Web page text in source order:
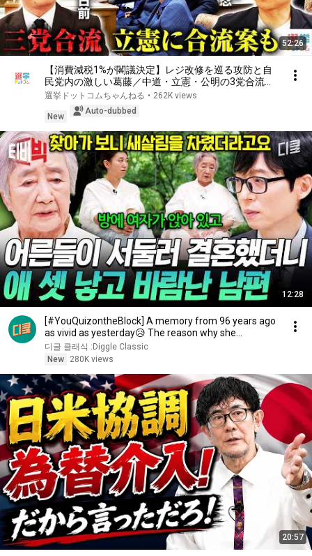
52:26
【消費減税1%が閣議決定】レジ改修を巡る攻防と自
民党内の激しい葛藤／中道・立憲・公明の3党合流構
想に浮上した「第4の選択肢」とは？【今野忍×山本
期日前】｜選挙ドットコム
選挙ドットコムちゃんねる • 262K views
New
Auto-dubbed
12:28
[#YouQuizontheBlock] A memory from 96 years ago
as vivid as yesterday😥 The reason why she
changed...
디글 클래식 :Diggle Classic
New
280K views
20:57